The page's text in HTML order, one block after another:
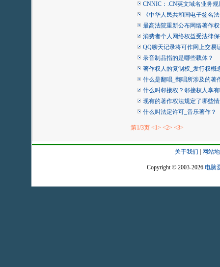
CNNIC：.CN英文域名业务
《中华人民共和国电子签名
最高法院重新公布网络著作
消费者个人网络权益受法律
QQ聊天记录将可作网上交易
录音制品指的是哪些载体？
著作权人的复制权_发行权概
什么是翻唱_翻唱所涉及的著
什么叫邻接权？邻接权人享
现有的著作权法规定了哪些
什么叫法定许可_音乐著作？
第1/3页 <1> <2> <3>
关于我们 网站
Copyright © 2003-2026 电脑